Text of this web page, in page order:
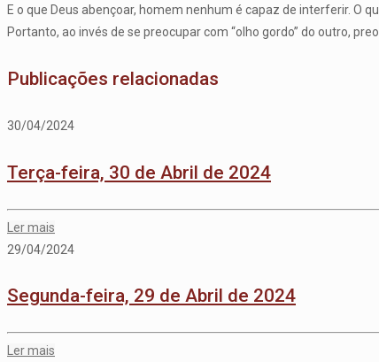
E o que Deus abençoar, homem nenhum é capaz de interferir. O
Portanto, ao invés de se preocupar com “olho gordo” do outro,
Publicações relacionadas
30/04/2024
Terça-feira, 30 de Abril de 2024
Ler mais
29/04/2024
Segunda-feira, 29 de Abril de 2024
Ler mais